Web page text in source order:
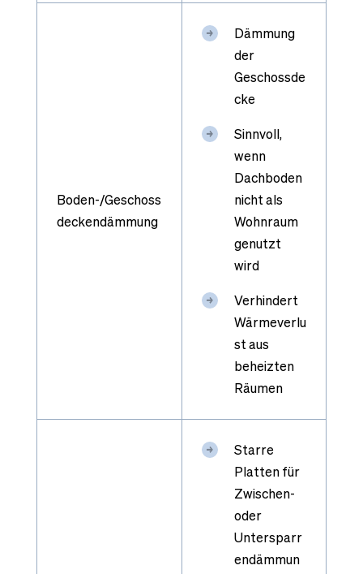
Boden-/Geschoss
deckendämmung
Dämmung
der
Geschossde
cke
Sinnvoll,
wenn
Dachboden
nicht als
Wohnraum
genutzt
wird
Verhindert
Wärmeverlu
st aus
beheizten
Räumen
Starre
Platten für
Zwischen-
oder
Untersparr
endämmun